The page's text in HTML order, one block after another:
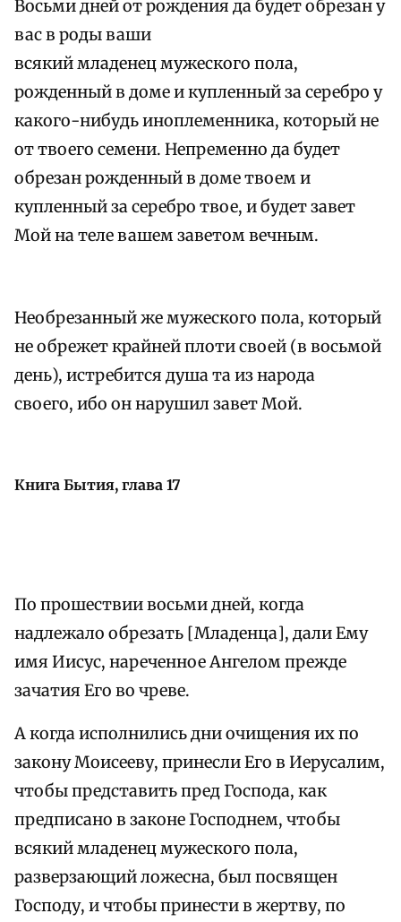
Восьми дней от рождения да будет обрезан у
вас в роды ваши
всякий младенец мужеского пола,
рожденный в доме и купленный за серебро у
какого-нибудь иноплеменника, который не
от твоего семени. Непременно да будет
обрезан рожденный в доме твоем и
купленный за серебро твое, и будет завет
Мой на теле вашем заветом вечным.
Необрезанный же мужеского пола, который
не обрежет крайней плоти своей (в восьмой
день), истребится душа та из народа
своего, ибо он нарушил завет Мой.
Книга Бытия, глава 17
По прошествии восьми дней, когда
надлежало обрезать [Младенца], дали Ему
имя Иисус, нареченное Ангелом прежде
зачатия Его во чреве.
А когда исполнились дни очищения их по
закону Моисееву, принесли Его в Иерусалим,
чтобы представить пред Господа, как
предписано в законе Господнем, чтобы
всякий младенец мужеского пола,
разверзающий ложесна, был посвящен
Господу, и чтобы принести в жертву, по